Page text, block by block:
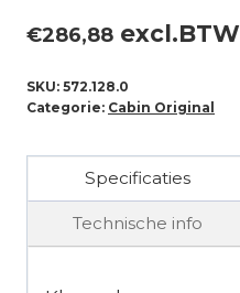
€286,88 excl.BTW
SKU: 572.128.0
Categorie: Cabin Original
Specificaties
Technische info